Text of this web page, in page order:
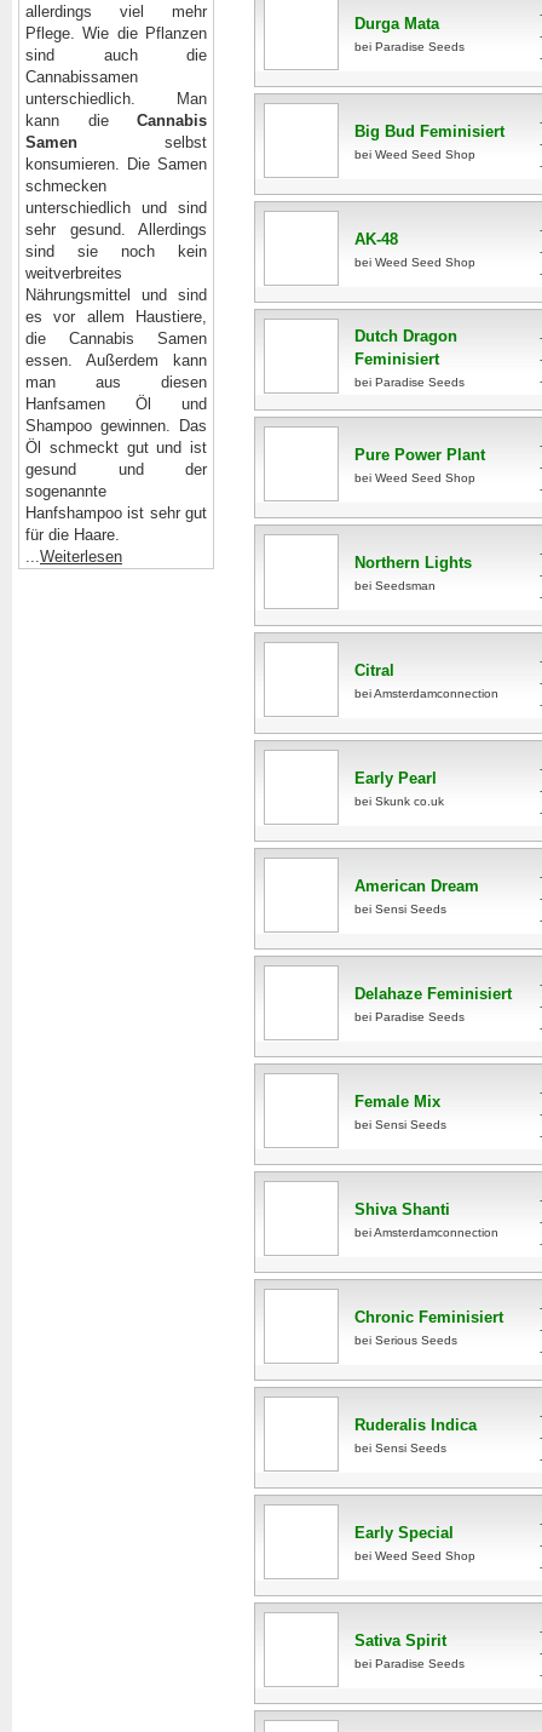
allerdings viel mehr
Pflege. Wie die Pflanzen
sind auch die
Cannabissamen
unterschiedlich. Man
kann die Cannabis
Samen selbst
konsumieren. Die Samen
schmecken
unterschiedlich und sind
sehr gesund. Allerdings
sind sie noch kein
weitverbreites
Nährungsmittel und sind
es vor allem Haustiere,
die Cannabis Samen
essen. Außerdem kann
man aus diesen
Hanfsamen Öl und
Shampoo gewinnen. Das
Öl schmeckt gut und ist
gesund und der
sogenannte
Hanfshampoo ist sehr gut
für die Haare.
...Weiterlesen
Durga Mata
bei Paradise Seeds
Big Bud Feminisiert
bei Weed Seed Shop
AK-48
bei Weed Seed Shop
Dutch Dragon
Feminisiert
bei Paradise Seeds
Pure Power Plant
bei Weed Seed Shop
Northern Lights
bei Seedsman
Citral
bei Amsterdamconnection
Early Pearl
bei Skunk co.uk
American Dream
bei Sensi Seeds
Delahaze Feminisiert
bei Paradise Seeds
Female Mix
bei Sensi Seeds
Shiva Shanti
bei Amsterdamconnection
Chronic Feminisiert
bei Serious Seeds
Ruderalis Indica
bei Sensi Seeds
Early Special
bei Weed Seed Shop
Sativa Spirit
bei Paradise Seeds